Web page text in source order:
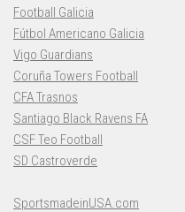
Football Galicia
Fútbol Americano Galicia
Vigo Guardians
Coruña Towers Football
CFA Trasnos
Santiago Black Ravens FA
CSF Teo Football
SD Castroverde
SportsmadeinUSA.com